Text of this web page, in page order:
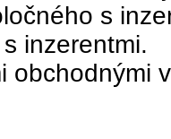
s
inzerentmi.
obchodnými